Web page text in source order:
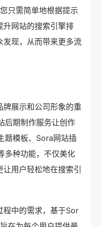
只需简单地根据提示
升网站的搜索引擎排
发现，从而带来更多流
展示和公司形象的重
后期制作服务让创作
题模板、Sora网站插
多种功能，不仅美化
用户轻松地在搜索引
程中的需求，基于Sor